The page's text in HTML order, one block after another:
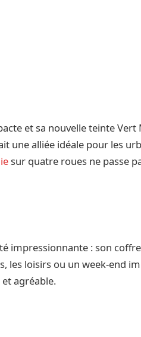
et sa nouvelle teinte Vert
une alliée idéale pour les
sur quatre roues ne passe
impressionnante : son
les loisirs ou un week-end
agréable.